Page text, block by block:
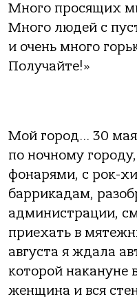
Много просящих
Много людей с
и очень много
Получайте!»
Мой город… 30
по ночному
фонарями, с рок-
баррикадам,
администрации,
приехать в
августа я ждала
которой накануне
женщина и вся